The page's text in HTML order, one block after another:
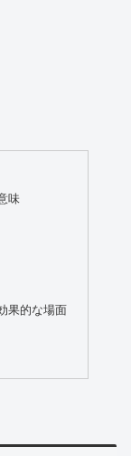
味
果的な場面